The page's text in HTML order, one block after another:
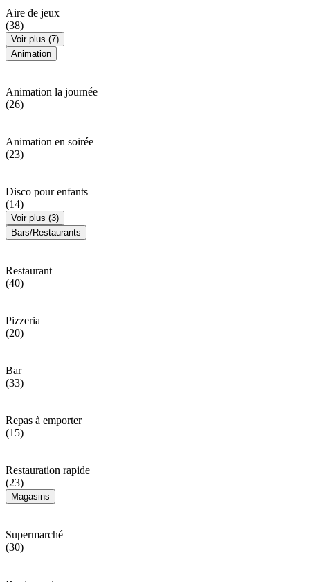
Aire de jeux
(38)
Voir plus (7)
Animation
Animation la journée
(26)
Animation en soirée
(23)
Disco pour enfants
(14)
Voir plus (3)
Bars/Restaurants
Restaurant
(40)
Pizzeria
(20)
Bar
(33)
Repas à emporter
(15)
Restauration rapide
(23)
Magasins
Supermarché
(30)